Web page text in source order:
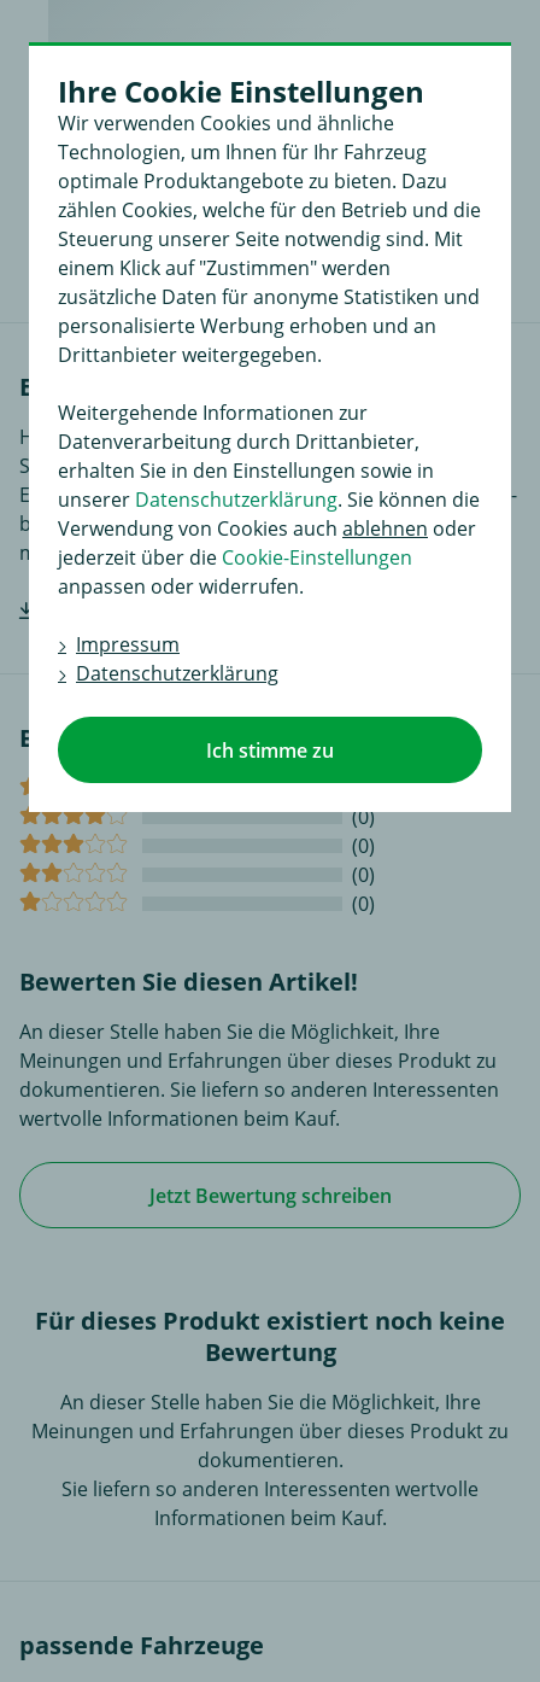
Trittstufe
universell, Material: Aluminium, Aufstiegs- und Beladehilfe
17,99 €
Einbauanleitungen
Hier finden Sie Einbauanleitungen in verschiedenen
Sprachen, je nach Artikel noch ergänzende
Einbauhilfen und zusätzliches Bildmaterial das den Ein-
bzw. Anbau des Produktes für Sie noch einfacher
macht.
Bewertungen
(0)
(0)
(0)
(0)
(0)
Bewerten Sie diesen Artikel!
An dieser Stelle haben Sie die Möglichkeit, Ihre
Meinungen und Erfahrungen über dieses Produkt zu
dokumentieren. Sie liefern so anderen Interessenten
wertvolle Informationen beim Kauf.
Jetzt Bewertung schreiben
Für dieses Produkt existiert noch keine
Bewertung
An dieser Stelle haben Sie die Möglichkeit, Ihre
Meinungen und Erfahrungen über dieses Produkt zu
dokumentieren.
Sie liefern so anderen Interessenten wertvolle
Informationen beim Kauf.
passende Fahrzeuge
Ihre Cookie Einstellungen
Wir verwenden Cookies und ähnliche
Technologien, um Ihnen für Ihr Fahrzeug
optimale Produktangebote zu bieten. Dazu
zählen Cookies, welche für den Betrieb und die
Steuerung unserer Seite notwendig sind. Mit
einem Klick auf "Zustimmen" werden
zusätzliche Daten für anonyme Statistiken und
personalisierte Werbung erhoben und an
Drittanbieter weitergegeben.
Weitergehende Informationen zur
Datenverarbeitung durch Drittanbieter,
erhalten Sie in den Einstellungen sowie in
unserer Datenschutzerklärung. Sie können die
Verwendung von Cookies auch ablehnen oder
jederzeit über die Cookie-Einstellungen
anpassen oder widerrufen.
Impressum
Datenschutzerklärung
Ich stimme zu